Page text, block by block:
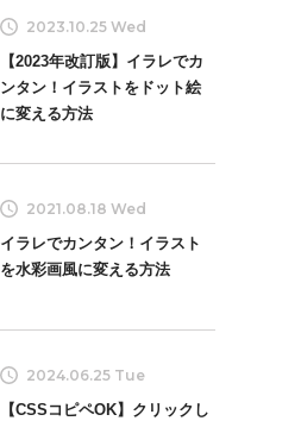
2023.10.25 Wed
【2023年改訂版】イラレでカ
ンタン！イラストをドット絵
に変える方法
2021.08.18 Wed
イラレでカンタン！イラスト
を水彩画風に変える方法
2024.06.25 Tue
【CSSコピペOK】クリックし